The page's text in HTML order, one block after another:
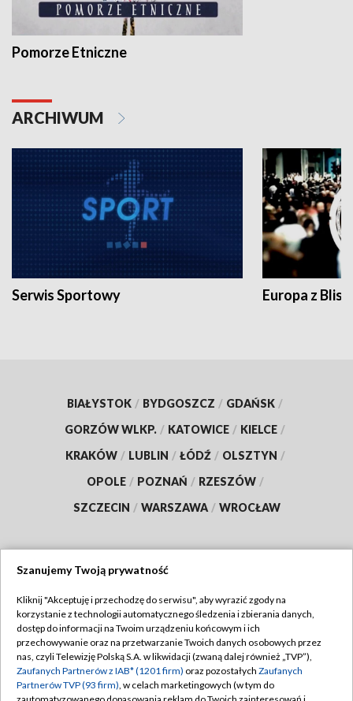
Pomorze Etniczne
ARCHIWUM
Serwis Sportowy Europa z
BIAŁYSTOK / BYDGOSZCZ / GDAŃSK /
GORZÓW WLKP. / KATOWICE / KIELCE /
KRAKÓW / LUBLIN / ŁÓDŹ / OLSZTYN /
OPOLE / POZNAŃ / RZESZÓW /
SZCZECIN / WARSZAWA / WROCŁAW
TVP
Abonament TVP
Emisja w TVP
Centrum informacji TVP
Regulamin TVP
Polityka prywatności
Moje zgody
Szanujemy Twoją prywatność
Kliknij "Akceptuję i przechodzę do serwisu", aby wyrazić zgody na
korzystanie z technologii automatycznego śledzenia i zbierania danych,
dostęp do informacji na Twoim urządzeniu końcowym i ich
przechowywanie oraz na przetwarzanie Twoich danych osobowych przez
nas, czyli Telewizję Polską S.A. w likwidacji (zwaną dalej również „TVP”),
Zaufanych Partnerów z IAB* (1201 firm) oraz pozostałych Zaufanych
Partnerów TVP (93 firm), w celach marketingowych (w tym do